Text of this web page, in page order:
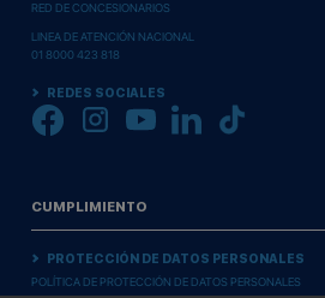
RED DE CONCESIONARIOS
LINEA DE ATENCIÓN NACIONAL
01 8000 423 818
REDES SOCIALES
CUMPLIMIENTO
PROTECCIÓN DE DATOS PERSONALES
POLÍTICA DE PROTECCIÓN DE DATOS PERSONALES